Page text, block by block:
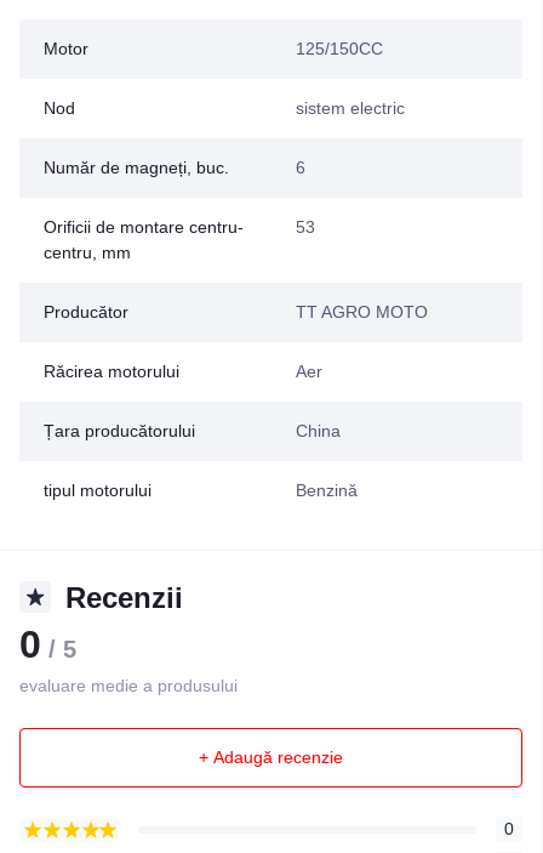
Motor 125/150CC
Nod sistem electric
Număr de magneți, buc. 6
Orificii de montare centru-
centru, mm
53
Producător TT AGRO MOTO
Răcirea motorului Aer
Țara producătorului China
tipul motorului Benzină
Recenzii
0 / 5
evaluare medie a produsului
+ Adaugă recenzie
0